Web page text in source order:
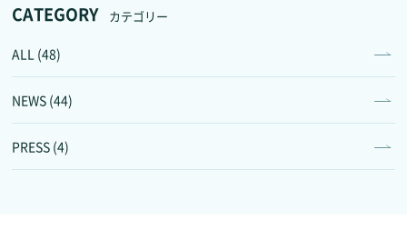
CATEGORY カテゴリー
ALL (48)
NEWS (44)
PRESS (4)